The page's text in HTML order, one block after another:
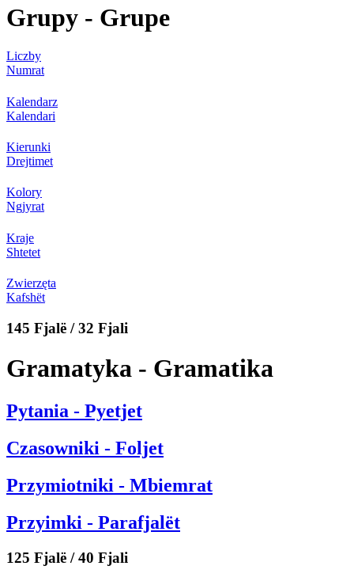
Grupy - Grupe
Liczby
Numrat
Kalendarz
Kalendari
Kierunki
Drejtimet
Kolory
Ngjyrat
Kraje
Shtetet
Zwierzęta
Kafshët
145 Fjalë / 32 Fjali
Gramatyka - Gramatika
Pytania - Pyetjet
Czasowniki - Foljet
Przymiotniki - Mbiemrat
Przyimki - Parafjalët
125 Fjalë / 40 Fjali